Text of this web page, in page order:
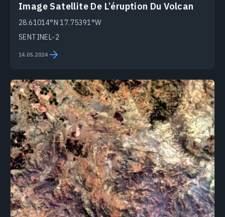
Image Satellite De L’éruption Du Volcan
28.61014°N 17.75391°W
SENTINEL-2
14.05.2024